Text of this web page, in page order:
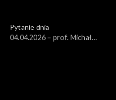
Pytanie dnia
04.04.2026 – prof. Michał